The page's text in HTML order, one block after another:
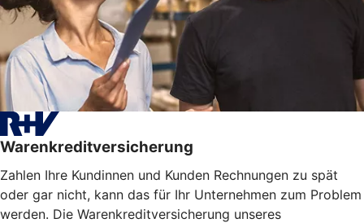
Warenkreditversicherung
Zahlen Ihre Kundinnen und Kunden Rechnungen zu spät
oder gar nicht, kann das für Ihr Unternehmen zum Problem
werden. Die Warenkreditversicherung unseres